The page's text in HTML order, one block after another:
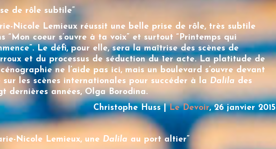
de rôle subtile”
Nicole Lemieux réussit une belle prise de rôle, très subtile
“Mon coeur s’ouvre à ta voix” et surtout “Printemps qui
Le défi, pour elle, sera la maîtrise des scènes de
et du processus de séduction du 1er acte. La platitude de
ne l’aide pas ici, mais un boulevard s’ouvre devant
sur les scènes internationales pour succéder à la Dalila des
dernières années, Olga Borodina.
Christophe Huss |Le Devoir, 26 janvier 2015
Nicole Lemieux, une Dalila au port altier”